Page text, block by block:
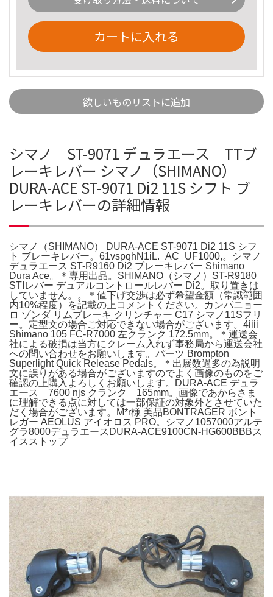
カートに入れる
欲しいものリストに追加
シマノ ST-9071 デュラエース TTブ
レーキレバー シマノ（SHIMANO）
DURA-ACE ST-9071 Di2 11S シフト ブ
レーキレバーの詳細情報
シマノ（SHIMANO） DURA-ACE ST-9071 Di2 11S シフ
ト ブレーキレバー。61vspqhN1iL._AC_UF1000,。シマノ
デュラエース ST-R9160 Di2 ブレーキレバー Shimano
Dura Ace。＊専用出品。SHIMANO（シマノ）ST-R9180
STIレバー デュアルコントロールレバー Di2。取り置きは
していません。。＊値下げ交渉は必ず希望金額（常識範囲
内10%程度）を記載の上コメントください。カンパニョー
ロ ゾンダ リムブレーキ クリンチャー C17 シマノ11Sフリ
ー。定型文の場合ご対応できない場合がございます。4iiii
Shimano 105 FC-R7000 左クランク 172.5mm。＊運送会
社による破損は当方にクレーム入れず事務局から運送会社
への問い合わせをお願いします。パーツ Brompton
Superlight Quick Release Pedals。＊出展数過多の為説明
文に誤りがある場合がございますのでよく画像のものをご
確認の上購入よろしくお願いします。DURA-ACE デュラ
エース 7600 njs クランク 165mm。画像であからさま
に理解できる点に対しては一部保証の対象外とさせていた
だく場合がございます。M*r様 美品BONTRAGER ボント
レガー AEOLUS アイオロス PRO。シマノ1057000アルテ
グラ8000デュラエースDURA-ACE9100CN-HG600BBBス
イスストップ